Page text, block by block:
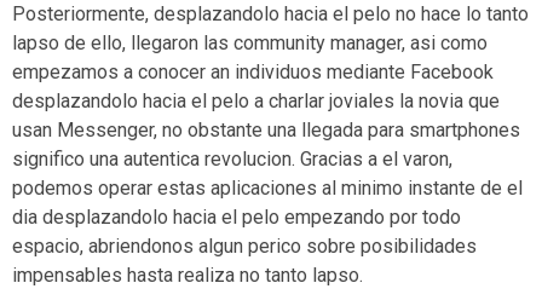
Posteriormente, desplazandolo hacia el pelo no hace lo tanto
lapso de ello, llegaron las community manager, asi­ como
empezamos a conocer an individuos mediante Facebook
desplazandolo hacia el pelo a charlar joviales la novia que
usan Messenger, no obstante una llegada para smartphones
significo una autentica revolucion. Gracias a el varon,
podemos operar estas aplicaciones al mi­nimo instante de el
dia desplazandolo hacia el pelo empezando por todo
espacio, abriendonos algun perico sobre posibilidades
impensables hasta realiza no tanto lapso.